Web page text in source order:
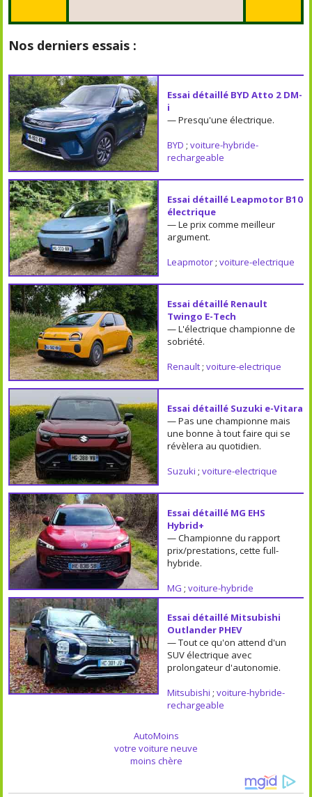
Nos derniers essais :
Essai détaillé BYD Atto 2 DM-
i
— Presqu'une électrique.
BYD ; voiture-hybride-
rechargeable
Essai détaillé Leapmotor B10
électrique
— Le prix comme meilleur
argument.
Leapmotor; voiture-electrique
Essai détaillé Renault
Twingo E-Tech
— L'électrique championne de
sobriété.
Renault; voiture-electrique
Essai détaillé Suzuki e-Vitara
— Pas une championne mais
une bonne à tout faire qui se
révèlera au quotidien.
Suzuki ; voiture-electrique
Essai détaillé MG EHS
Hybrid+
— Championne du rapport
prix/prestations, cette full-
hybride.
MG ; voiture-hybride
Essai détaillé Mitsubishi
Outlander PHEV
— Tout ce qu'on attend d'un
SUV électrique avec
prolongateur d'autonomie.
Mitsubishi ; voiture-hybride-
rechargeable
AutoMoins
votre voiture neuve
moins chère